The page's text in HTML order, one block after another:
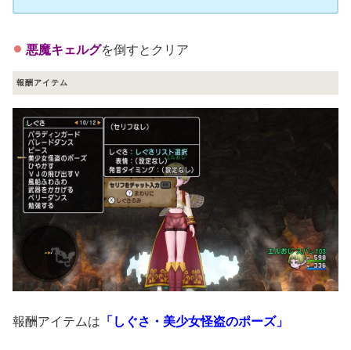
悪魔キェルグを倒すとクリア
報酬アイテム
報酬アイテムは 「しぐさ・美少女怪盗のポーズ」